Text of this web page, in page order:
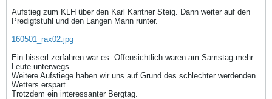
Aufstieg zum KLH über den Karl Kantner Steig. Dann weiter auf den
Predigtstuhl und den Langen Mann runter.
160501_rax02.jpg
Ein bisserl zerfahren war es. Offensichtlich waren am Samstag mehr
Leute unterwegs.
Weitere Aufstiege haben wir uns auf Grund des schlechter werdenden
Wetters erspart.
Trotzdem ein interessanter Bergtag.